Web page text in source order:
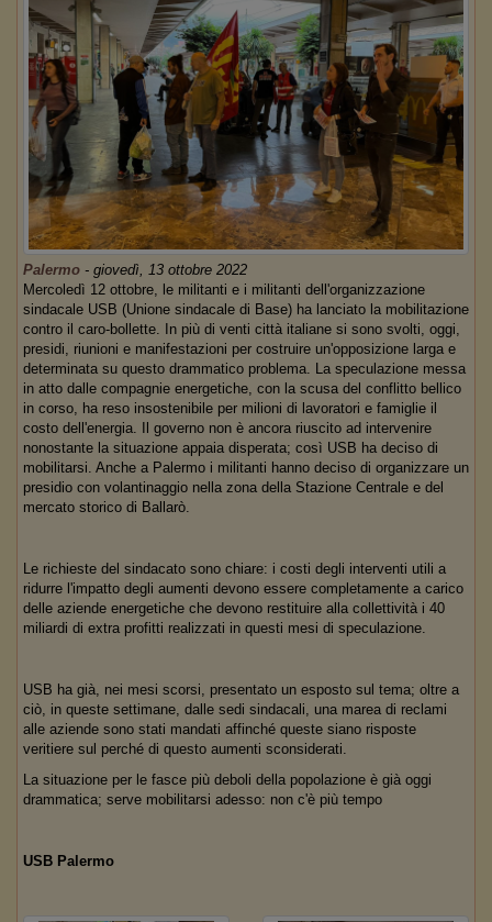
Palermo - giovedì, 13 ottobre 2022
Mercoledì 12 ottobre, le militanti e i militanti dell'organizzazione
sindacale USB (Unione sindacale di Base) ha lanciato la mobilitazione
contro il caro-bollette. In più di venti città italiane si sono svolti, oggi,
presidi, riunioni e manifestazioni per costruire un'opposizione larga e
determinata su questo drammatico problema. La speculazione messa
in atto dalle compagnie energetiche, con la scusa del conflitto bellico
in corso, ha reso insostenibile per milioni di lavoratori e famiglie il
costo dell'energia. Il governo non è ancora riuscito ad intervenire
nonostante la situazione appaia disperata; così USB ha deciso di
mobilitarsi. Anche a Palermo i militanti hanno deciso di organizzare un
presidio con volantinaggio nella zona della Stazione Centrale e del
mercato storico di Ballarò.
Le richieste del sindacato sono chiare: i costi degli interventi utili a
ridurre l'impatto degli aumenti devono essere completamente a carico
delle aziende energetiche che devono restituire alla collettività i 40
miliardi di extra profitti realizzati in questi mesi di speculazione.
USB ha già, nei mesi scorsi, presentato un esposto sul tema; oltre a
ciò, in queste settimane, dalle sedi sindacali, una marea di reclami
alle aziende sono stati mandati affinché queste siano risposte
veritiere sul perché di questo aumenti sconsiderati.
La situazione per le fasce più deboli della popolazione è già oggi
drammatica; serve mobilitarsi adesso: non c'è più tempo
USB Palermo